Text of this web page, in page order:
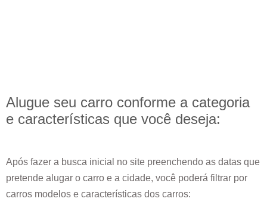
Alugue seu carro conforme a categoria
e características que você deseja:
Após fazer a busca inicial no site preenchendo as datas que
pretende alugar o carro e a cidade, você poderá filtrar por
carros modelos e características dos carros: